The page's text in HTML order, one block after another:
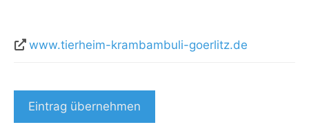
www.tierheim-krambambuli-goerlitz.de
Eintrag übernehmen